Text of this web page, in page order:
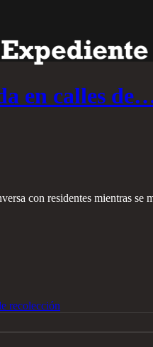
en calles
con residentes mientras
recolección